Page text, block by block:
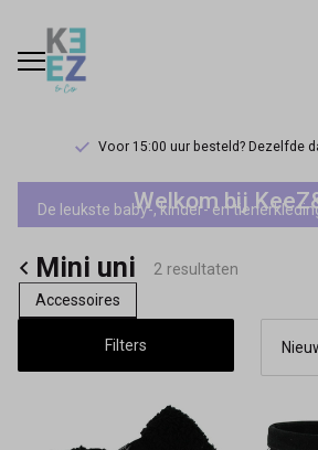
Voor 15:00 uur besteld? Dezelfde
Mini
uni
Keez&Co
Welkom bij
De leukste baby-, kinder- en
Mini uni
2 resultaten
Accessoires
Filters